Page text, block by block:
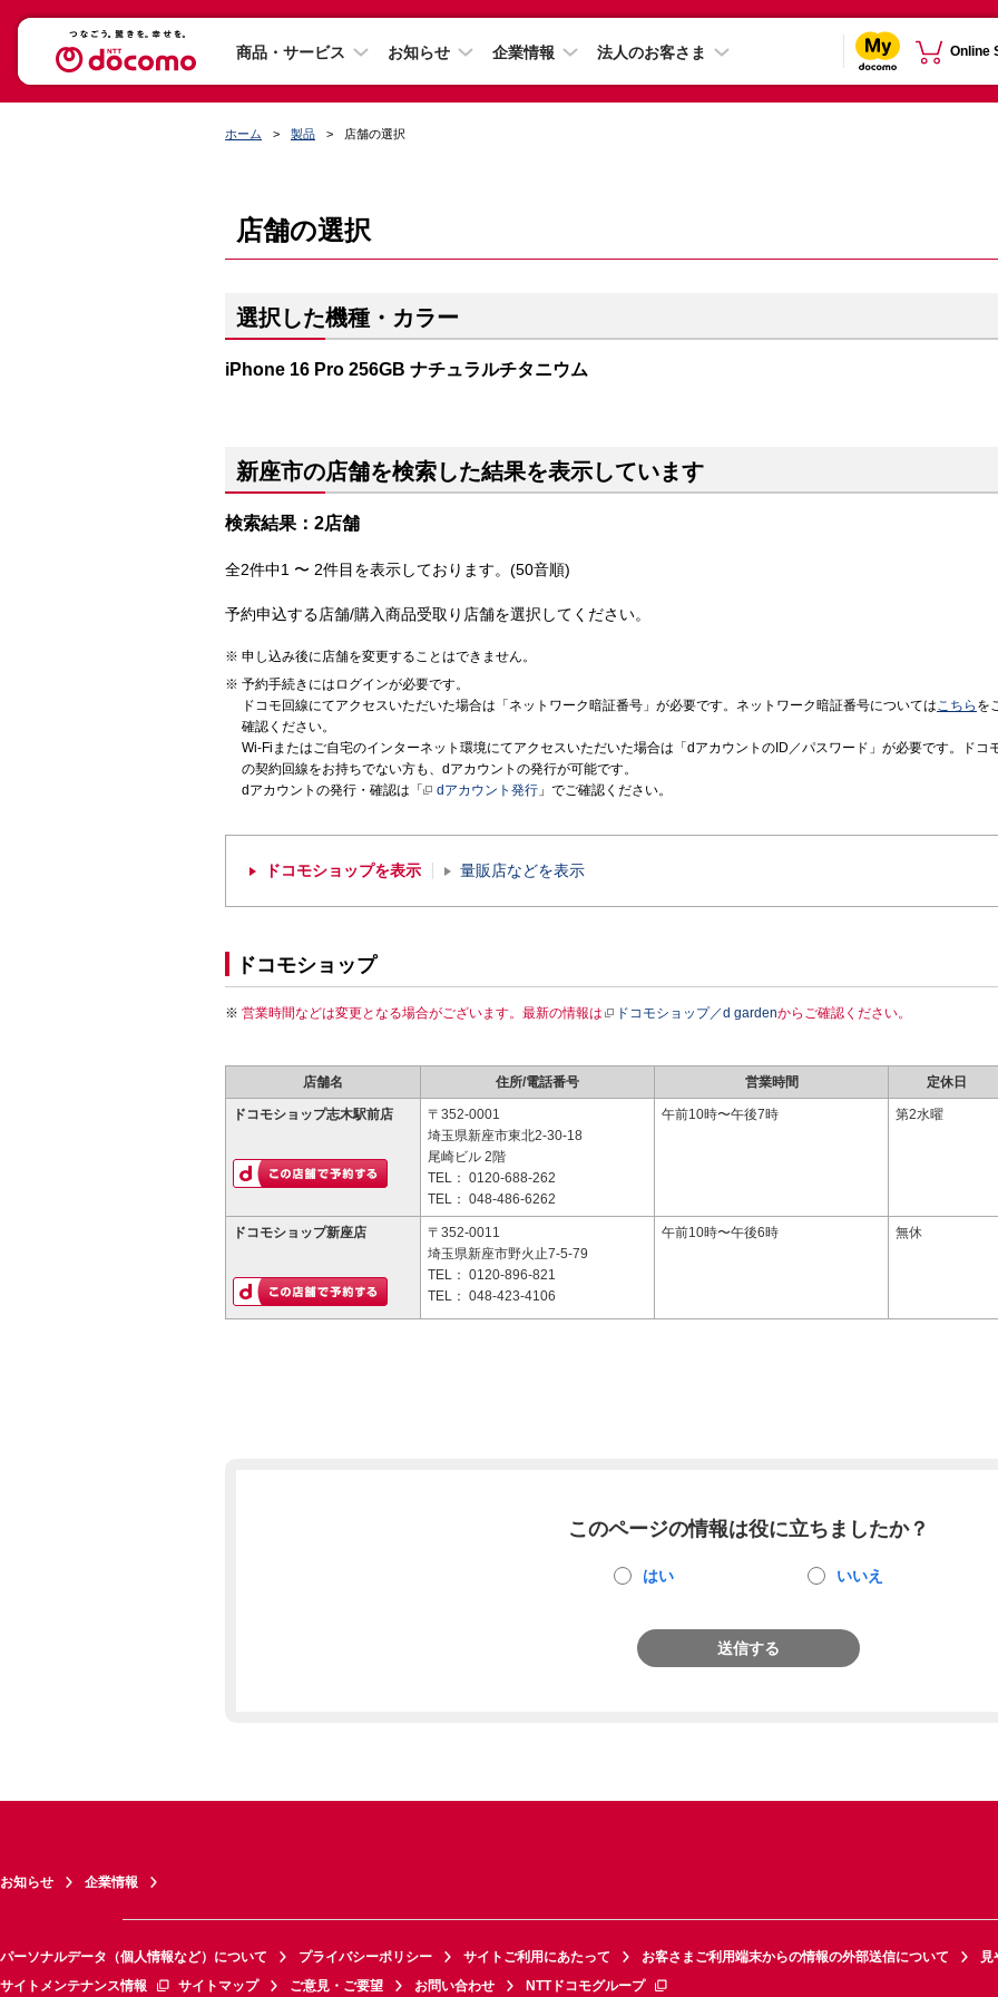
商品・サービス お知らせ 企業情報 法人のお客さま Online
ホーム 製品 店舗の選択
店舗の選択
選択した機種・カラー
iPhone 16 Pro 256GB ナチュラルチタニウム
新座市の店舗を検索した結果を表示しています
検索結果：2店舗
全2件中1 〜 2件目を表示しております。(50音順)
予約申込する店舗/購入商品受取り店舗を選択してください。
申し込み後に店舗を変更することはできません。
予約手続きにはログインが必要です。
ドコモ回線にてアクセスいただいた場合は「ネットワーク暗証番号」が必要です。ネットワーク暗証番号についてはこちら を
確認ください。
Wi-Fiまたはご自宅のインターネット環境にてアクセスいただいた場合は「dアカウントのID／パスワード」が必要です。ドコ
の契約回線をお持ちでない方も、dアカウントの発行が可能です。
dアカウントの発行・確認は「
dアカウント発行 」でご確認ください。
ドコモショップを表示 量販店などを表示
ドコモショップ
営業時間などは変更となる場合がございます。最新の情報は ドコモショップ／d gardenからご確認ください。
店舗名 住所/電話番号 営業時間 定休日
ドコモショップ志木駅前店
〒352-0001
埼玉県新座市東北2-30-18
尾崎ビル 2階
TEL： 0120-688-262
TEL： 048-486-6262
午前10時〜午後7時 第2水曜
ドコモショップ新座店
〒352-0011
埼玉県新座市野火止7-5-79
TEL： 0120-896-821
TEL： 048-423-4106
午前10時〜午後6時 無休
このページの情報は役に立ちましたか？
はい いいえ
送信する
お知らせ 企業情報
パーソナルデータ（個人情報など）について プライバシーポリシー サイトご利用にあたって お客さまご利用端末からの情報の外部送信について
見
サイトメンテナンス情報
サイトマップ ご意見・ご要望 お問い合わせ NTTドコモグループ